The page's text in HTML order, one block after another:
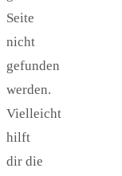
Seite
nicht
gefunden
werden.
Vielleicht
hilft
dir die